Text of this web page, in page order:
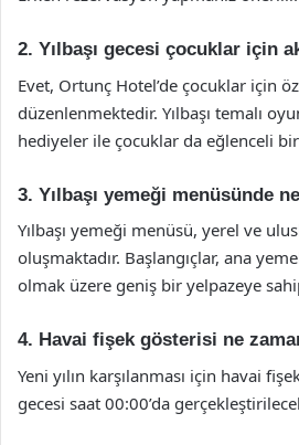
2. Yılbaşı gecesi çocuklar için
Evet, Ortunç Hotel’de çocuklar için
düzenlenmektedir. Yılbaşı temalı
hediyeler ile çocuklar da eğlenceli
3. Yılbaşı yemeği menüsünde
Yılbaşı yemeği menüsü, yerel ve
oluşmaktadır. Başlangıçlar, ana
olmak üzere geniş bir yelpazeye
4. Havai fişek gösterisi ne
Yeni yılın karşılanması için havai
gecesi saat 00:00’da